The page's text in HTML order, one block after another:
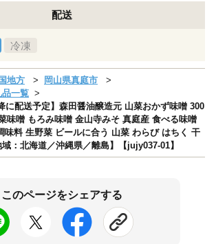
配送
冷凍
地方
岡山県真庭市
品一覧
に配送予定】森田醤油醸造元 山菜おかず味噌 300
味噌 もろみ味噌 金山寺みそ 真庭産 食べる味噌
味料 生野菜 ビールに合う 山菜 わらび はちく 干
：北海道／沖縄県／離島】【jujy037-01】
このページをシェアする